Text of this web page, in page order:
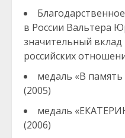
в России Вальтера
значительный
российских
медаль «В память
(2005)
медаль
(2006)